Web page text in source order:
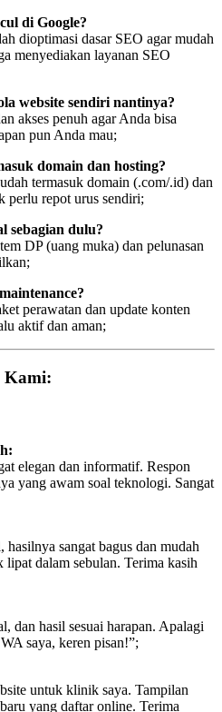
di Google?
dioptimasi dasar SEO agar mudah
menyediakan layanan SEO
website sendiri nantinya?
akses penuh agar Anda bisa
pun Anda mau;
domain dan hosting?
termasuk domain (.com/.id) dan
perlu repot urus sendiri;
sebagian dulu?
DP (uang muka) dan pelunasan
perawatan dan update konten
aktif dan aman;
Kami:
elegan dan informatif. Respon
yang awam soal teknologi. Sangat
sangat bagus dan mudah
lipat dalam sebulan. Terima kasih
dan hasil sesuai harapan. Apalagi
saya, keren pisan!”;
untuk klinik saya. Tampilan
yang daftar online. Terima